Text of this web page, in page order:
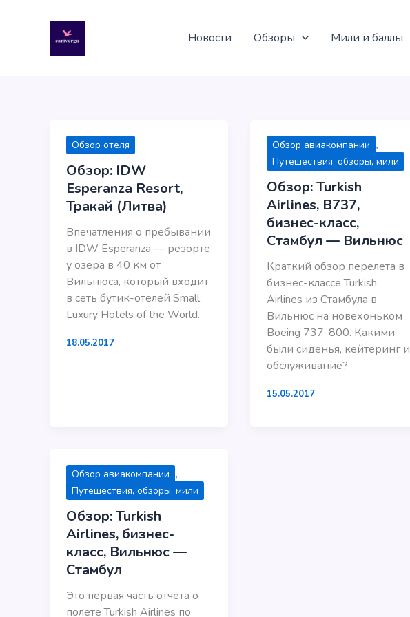
содержимому
Новости Обзоры Мили и баллы
Обзор отеля
Обзор: IDW
Esperanza Resort,
Тракай (Литва)
Впечатления о пребывании
в IDW Esperanza — резорте
у озера в 40 км от
Вильнюса, который входит
в сеть бутик-отелей Small
Luxury Hotels of the World.
18.05.2017
Обзор авиакомпании ,
Путешествия, обзоры, мили
Обзор: Turkish
Airlines, B737,
бизнес-класс,
Стамбул — Вильнюс
Краткий обзор перелета в
бизнес-классе Turkish
Airlines из Стамбула в
Вильнюс на новехоньком
Boeing 737-800. Какими
были сиденья, кейтеринг и
обслуживание?
15.05.2017
Обзор авиакомпании ,
Путешествия, обзоры, мили
Обзор: Turkish
Airlines, бизнес-
класс, Вильнюс —
Стамбул
Это первая часть отчета о
полете Turkish Airlines по